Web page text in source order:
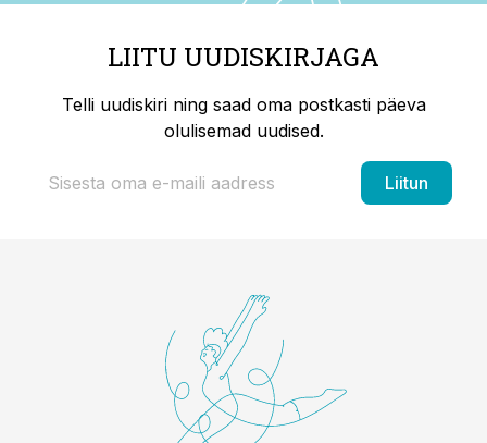
LIITU UUDISKIRJAGA
Telli uudiskiri ning saad oma postkasti päeva
olulisemad uudised.
Liitun